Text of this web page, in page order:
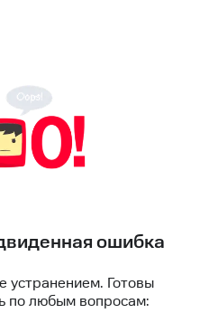
ошибка
устранением. Готовы
по любым вопросам: